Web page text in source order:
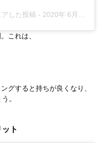
した投稿 - 2020年 6月月28日午前8時09分PDT
これは、
グすると持ちが良くなり、
。
ト